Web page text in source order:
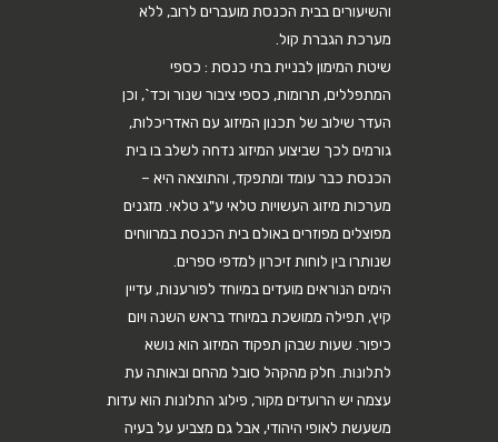
והשיעורים בבית הכנסת מועברים לרוב, ללא
מערכת הגברת קול.
שיטת המימון לבניית בתי כנסת : כספי
המתפללים, תרומות, כספי ציבור שנור וכד`, וכן
העדר שילוב של תכנון המיזוג עם האדריכלות,
גורמים לכך שביצוע המיזוג נדחה לשלב בו בית
הכנסת כבר עומד ומתפקד, והתוצאה היא –
מערכות מיזוג העשויות טלאי ע"ג טלאי. מזגנים
מפוצלים מפוזרים באולם בית הכנסת במרווחים
שנותרו בין לוחות זיכרון למדפי ספרים.
הימים הנוראים מועדים במיוחד לפורענות, עדיין
קיץ, תפילה ממושכת במיוחד בראש השנה ויום
כיפור. שעות שבהן תפקוד המיזוג הוא נושא
לתלונות. חלק מהקהל סובל מהחם ובאותה עת
עצמה יש הרועדים מקור, פילוג התלונות הוא עדות
משעשת לאופי היהודי, אבל גם מצביע על בעיה